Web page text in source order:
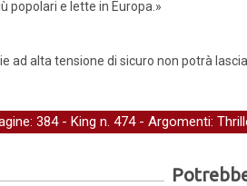
popolari e lette in Europa.»
ad alta tensione di sicuro non potrà
384 - King n. 474 - Argomenti: